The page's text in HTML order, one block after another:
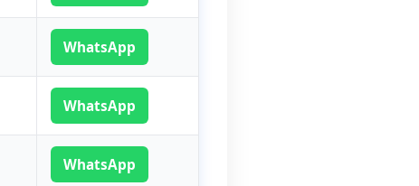
WhatsApp
WhatsApp
WhatsApp